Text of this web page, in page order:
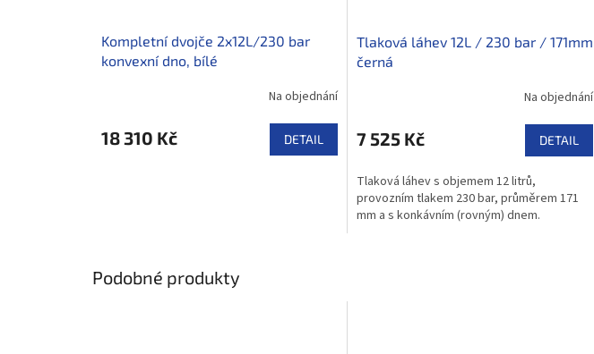
Kompletní dvojče 2x12L/230 bar
konvexní dno, bílé
Na objednání
18 310 Kč DETAIL
Tlaková láhev 12L / 230 bar / 171mm
černá
Na objednání
7 525 Kč DETAIL
Tlaková láhev s objemem 12 litrů,
provozním tlakem 230 bar, průměrem 171
mm a s konkávním (rovným) dnem.
Podobné produkty